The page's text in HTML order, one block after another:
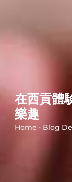
在西貢體
樂趣
Home - Blog